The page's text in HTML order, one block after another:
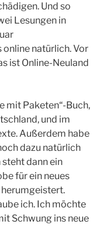
Und so
Lesungen in
natürlich. Vor
ist Online-Neuland
mit Paketen“-Buch,
und im
Außerdem habe
dazu natürlich
dann ein
für ein neues
ich. Ich möchte
Schwung ins neue